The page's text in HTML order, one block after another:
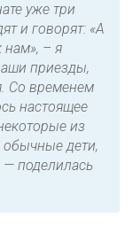
уже три
и говорят: «А
– я
приезды,
Со временем
настоящее
из
дети,
поделилась